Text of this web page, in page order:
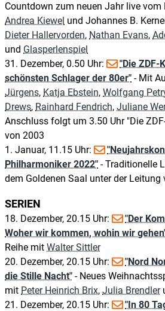
Countdown zum neuen Jahr live vom
Andrea Kiewel und Johannes B.
Dieter Hallervorden, Nathan Evans,
und Glasperlenspiel
31. Dezember, 0.50 Uhr:
"Die ZDF-
schönsten Schlager der 80er" - Mit
Jürgens, Katja Ebstein, Wolfgang
Drews, Rainhard Fendrich, Juliane
Anschluss folgt um 3.50 Uhr "Die
von 2003
1. Januar, 11.15 Uhr:
Philharmoniker 2022" - Traditionelle
dem Goldenen Saal unter der Leitung
SERIEN
18. Dezember, 20.15 Uhr:
"Der
Woher wir kommen, wohin wir
Reihe mit Walter Sittler
20. Dezember, 20.15 Uhr:
"Nord
die Stille Nacht" - Neues
mit Peter Heinrich Brix, Julia Brendler
21. Dezember, 20.15 Uhr:
"In 80